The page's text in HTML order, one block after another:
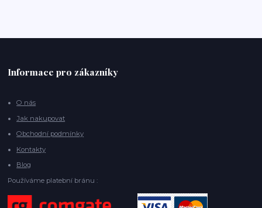
Informace pro zákazníky
O nás
Jak nakupovat
Obchodní podmínky
Kontakty
Blog
Používáme platební bránu :